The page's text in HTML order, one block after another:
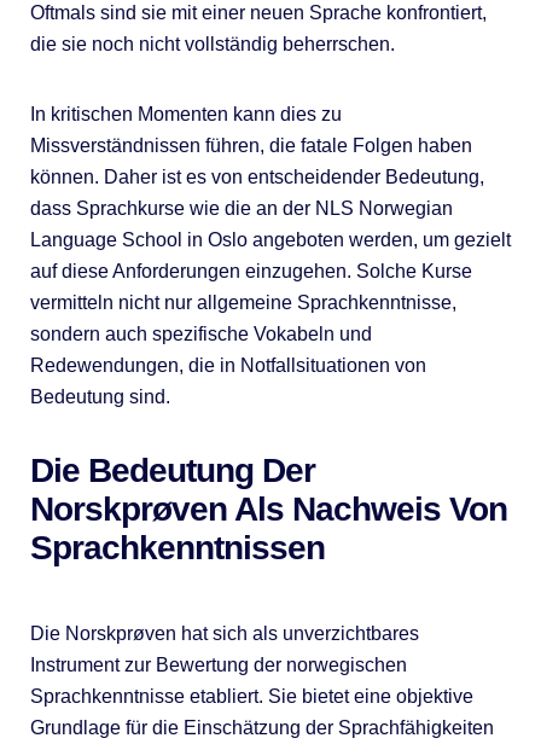
Oftmals sind sie mit einer neuen Sprache konfrontiert,
die sie noch nicht vollständig beherrschen.
In kritischen Momenten kann dies zu
Missverständnissen führen, die fatale Folgen haben
können. Daher ist es von entscheidender Bedeutung,
dass Sprachkurse wie die an der NLS Norwegian
Language School in Oslo angeboten werden, um gezielt
auf diese Anforderungen einzugehen. Solche Kurse
vermitteln nicht nur allgemeine Sprachkenntnisse,
sondern auch spezifische Vokabeln und
Redewendungen, die in Notfallsituationen von
Bedeutung sind.
Die Bedeutung Der
Norskprøven Als Nachweis Von
Sprachkenntnissen
Die Norskprøven hat sich als unverzichtbares
Instrument zur Bewertung der norwegischen
Sprachkenntnisse etabliert. Sie bietet eine objektive
Grundlage für die Einschätzung der Sprachfähigkeiten